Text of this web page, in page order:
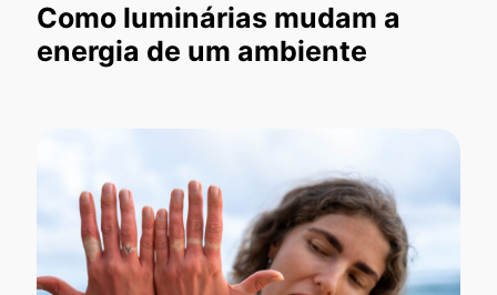
Como luminárias mudam a
energia de um ambiente